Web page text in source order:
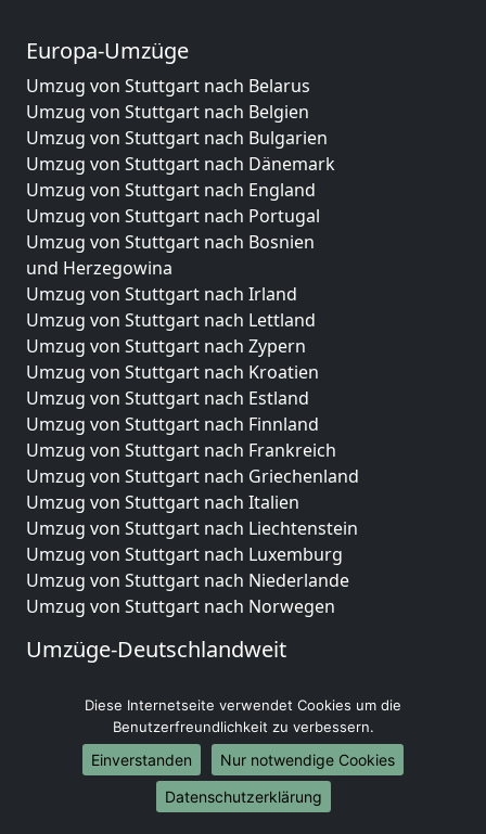
Europa-Umzüge
Umzug von Stuttgart nach Belarus
Umzug von Stuttgart nach Belgien
Umzug von Stuttgart nach Bulgarien
Umzug von Stuttgart nach Dänemark
Umzug von Stuttgart nach England
Umzug von Stuttgart nach Portugal
Umzug von Stuttgart nach Bosnien
und Herzegowina
Umzug von Stuttgart nach Irland
Umzug von Stuttgart nach Lettland
Umzug von Stuttgart nach Zypern
Umzug von Stuttgart nach Kroatien
Umzug von Stuttgart nach Estland
Umzug von Stuttgart nach Finnland
Umzug von Stuttgart nach Frankreich
Umzug von Stuttgart nach Griechenland
Umzug von Stuttgart nach Italien
Umzug von Stuttgart nach Liechtenstein
Umzug von Stuttgart nach Luxemburg
Umzug von Stuttgart nach Niederlande
Umzug von Stuttgart nach Norwegen
Umzüge-Deutschlandweit
Umzug von Stuttgart nach Hamburg
Umzug von Stuttgart nach München
Umzug von Stuttgart nach Köln
Umzug von Stuttgart nach Frankfurt am Main
Umzug von Stuttgart nach Stuttgart
Diese Internetseite verwendet Cookies um die
Benutzerfreundlichkeit zu verbessern.
Einverstanden
Nur notwendige Cookies
Datenschutzerklärung